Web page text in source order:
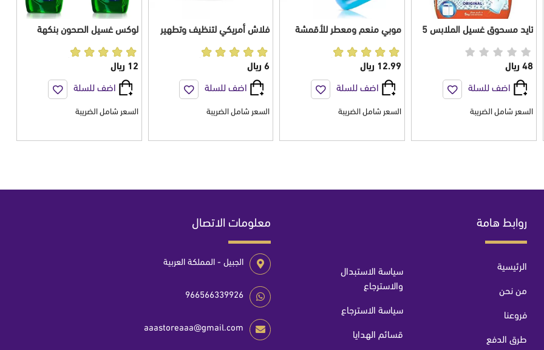
تايد مسحوق غسيل الملابس 5
48 ريال
اضف للسلة
السعر شامل الضريبة
موبي منعم ومعطر للأقمشة
ازرق 2 لتر
12.99 ريال
اضف للسلة
السعر شامل الضريبة
فلاش أمريكي لتنظيف وتطهير
6 ريال
اضف للسلة
السعر شامل الضريبة
لوكس غسيل الصحون بنكهة
12 ريال
اضف للسلة
السعر شامل الضريبة
روابط هامة
الرئيسية
من نحن
فروعنا
طرق الدفع
سياسة الاستبدال
والاسترجاع
سياسة الاسترجاع
قسائم الهدايا
معلومات الاتصال
الجبيل - المملكة العربية
966566339926
aaastoreaaa@gmail.com